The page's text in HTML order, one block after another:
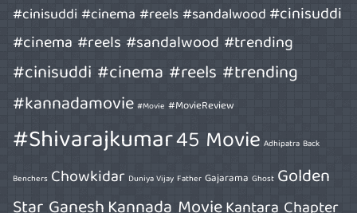
#cinisuddi #cinema #reels #sandalwood#cinisuddi
#cinema #reels #sandalwood #trending
#cinisuddi #cinema #reels #trending
#kannadamovie #Movie #MovieReview
#Shivarajkumar45 Movie Adhipatra Back
Benchers Chowkidar Duniya Vijay Father Gajarama Ghost Golden